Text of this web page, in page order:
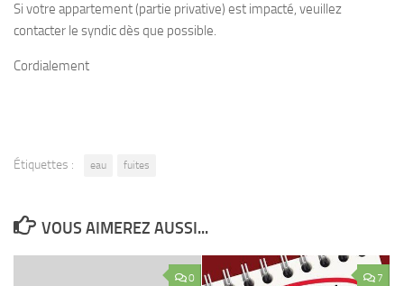
Si votre appartement (partie privative) est impacté, veuillez
contacter le syndic dès que possible.
Cordialement
Étiquettes : eau fuites
VOUS AIMEREZ AUSSI...
0 7